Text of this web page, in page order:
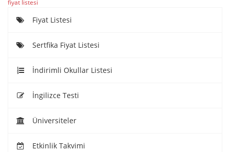
fiyat listesi
Fiyat Listesi
Sertfika Fiyat Listesi
İndirimli Okullar Listesi
İngilizce Testi
Üniversiteler
Etkinlik Takvimi